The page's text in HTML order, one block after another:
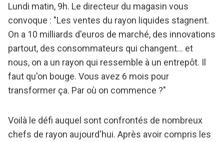
Lundi matin, 9h. Le directeur du magasin vous
convoque : "Les ventes du rayon liquides stagnent.
On a 10 milliards d'euros de marché, des innovations
partout, des consommateurs qui changent... et
nous, on a un rayon qui ressemble à un entrepôt. Il
faut qu'on bouge. Vous avez 6 mois pour
transformer ça. Par où on commence ?"
Voilà le défi auquel sont confrontés de nombreux
chefs de rayon aujourd'hui. Après avoir compris les